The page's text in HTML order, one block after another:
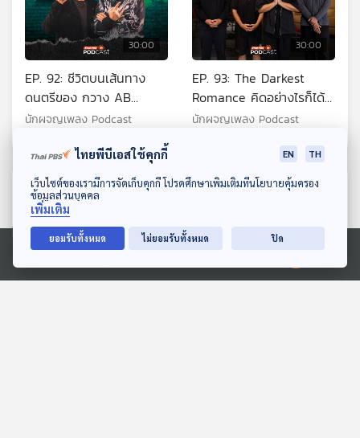
ดาวน์โหลด Thai PBS Podcast Application
Ⓒ 2020 องค์การกระจายเสียงและแพร่ภาพสาธารณะแห่งประเทศไทย
30:00
EP. 92: ชีวิตบนเส้นทาง
ดนตรีของ กวาง AB
Normal และ แทน Ultra
นักผจญเพลง Podcast
30:00
EP. 93: The Darkest
Romance คิดอย่างไรก็ได้ที่
ไม่เหมือนเดิม
นักผจญเพลง Podcast
ตอนที่เกี่ยวข้อง
ไทยพีบีเอสใช้คุกกี้ EN TH
เว็บไซต์ของเรามีการจัดเก็บคุกกี้ โปรดศึกษาเพิ่มเติมที่นโยบายคุ้มครอง
ข้อมูลส่วนบุคคล
เพิ่มเติม
ยอมรับทั้งหมด ไม่ยอมรับทั้งหมด ปิด